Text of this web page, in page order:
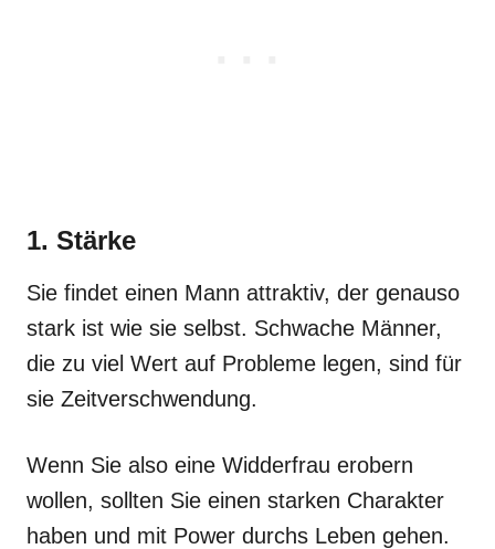
1. Stärke
Sie findet einen Mann attraktiv, der genauso
stark ist wie sie selbst. Schwache Männer,
die zu viel Wert auf Probleme legen, sind für
sie Zeitverschwendung.
Wenn Sie also eine Widderfrau erobern
wollen, sollten Sie einen starken Charakter
haben und mit Power durchs Leben gehen.